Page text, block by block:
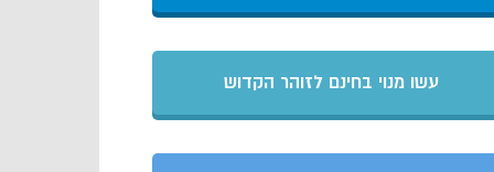
עשו מנוי בחינם לזוהר הקדוש